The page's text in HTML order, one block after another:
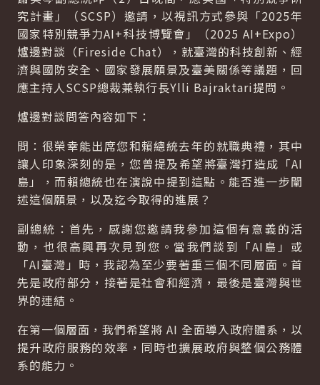
究計畫」（SCSP）邀請，以視訊方式參與「2025年
國家特別競爭力AI+科技博覽會」（2025 AI+Expo）
爐邊對談（Fireside Chat），就臺灣的科技創新、經
濟與國防安全、國家發展願景及臺美關係等議題，回
應主持人SCSP總裁兼執行長Ylli Bajraktari提問。
爐邊對談問答內容如下：
問：很榮幸能出席您和賴總統去年的就職典禮，其中
讓人印象深刻的是，您曾提及希望將臺灣打造成「AI
島」，而賴總統也在演說中提到這點。能否進一步闡
述這個願景，以及迄今取得的進展？
副總統：首先，感謝您邀請我參加這個有意義的活
動，也很高興再次見到您。當我們談到「AI島」或
「AI臺灣」時，我認為至少要著重三個不同層面。首
先是政府部分，接著是社會和經濟，最後是臺灣與世
界的連結。
在第一個層面，我們希望將 AI 全面導入政府體系，以
提升政府服務的效率，同時也擴展政府與整個公務體
系的能力。